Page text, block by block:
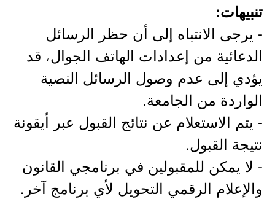
تنبيهات​:
- يرجى الانتباه إلى أن حظر الرسائل
الدعائية من إعدادات الهاتف الجوال، قد
يؤدي إلى عدم وصول الرسائل النصية
الواردة من الجامعة.
- يتم الاستعلام عن نتائج القبول عبر أيقونة
نتيجة القبول.
- لا يمكن للمقبولين في برنامجي القانون
والإعلام الرقمي التحويل لأي برنامج آخر. ​